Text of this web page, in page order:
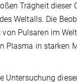
Trägheit dieser
Weltalls. Die
Pulsaren im
Plasma in starken